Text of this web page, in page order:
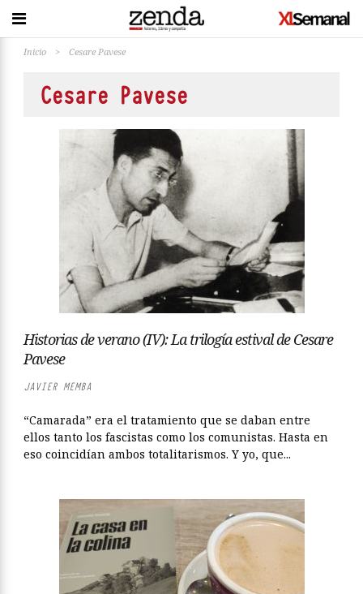
Inicio > Cesare Pavese
Cesare Pavese
Historias de verano (IV): La trilogía estival de Cesare
Pavese
JAVIER MEMBA
“Camarada” era el tratamiento que se daban entre
ellos tanto los fascistas como los comunistas. Hasta en
eso coincidían ambos totalitarismos. Y yo, que...